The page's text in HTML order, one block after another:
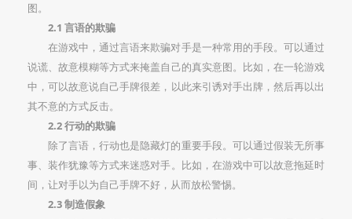
图。
2.1 言语的欺骗
在游戏中，通过言语来欺骗对手是一种常用的手段。可以通过
说谎、故意模糊等方式来掩盖自己的真实意图。比如，在一轮游戏
中，可以故意说自己手牌很差，以此来引诱对手出牌，然后再以出
其不意的方式反击。
2.2 行动的欺骗
除了言语，行动也是隐藏灯的重要手段。可以通过假装无所事
事、装作犹豫等方式来迷惑对手。比如，在游戏中可以故意拖延时
间，让对手以为自己手牌不好，从而放松警惕。
2.3 制造假象